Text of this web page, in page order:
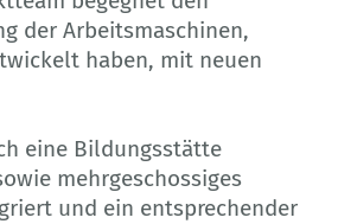
der Arbeitsmaschinen,
haben, mit neuen
eine Bildungsstätte
mehrgeschossiges
und ein entsprechender